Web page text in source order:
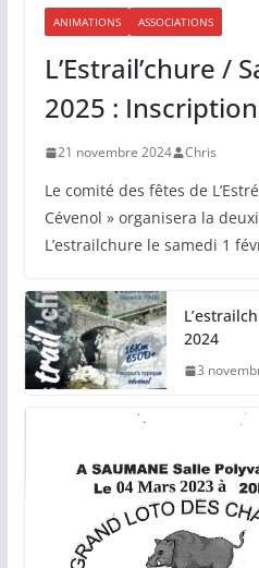
ANIMATIONS ASSOCIATIONS
L’Estrail’chure /
2025 :
21 novembre 2024 Chris
Le comité des fêtes de
Cévenol » organisera la
L’estrailchure le samedi 1
2024
3